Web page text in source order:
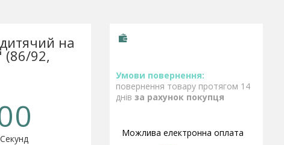
на
(86/92,
0
Секунд
повернення товару протягом 14
днів за рахунок покупця